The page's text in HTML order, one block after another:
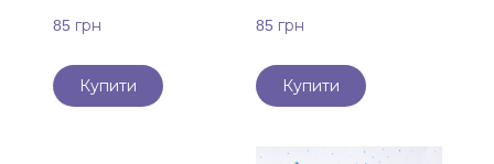
85 грн
Купити
85 грн
Купити